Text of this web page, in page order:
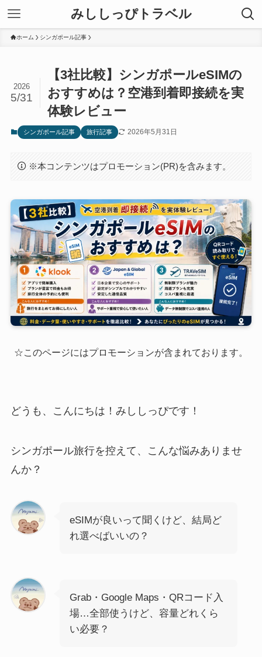
みししっぴトラベル
ホーム シンガポール記事
【3社比較】シンガポールeSIMの
おすすめは？空港到着即接続を実
体験レビュー
2026
5/31
シンガポール記事 旅行記事 2026年5月31日
※本コンテンツはプロモーション(PR)を含みます。
☆このページにはプロモーションが含まれております。
どうも、こんにちは！みししっぴです！
シンガポール旅行を控えて、こんな悩みありませ
んか？
eSIMが良いって聞くけど、結局ど
れ選べばいいの？
Grab・Google Maps・QRコード入
場…全部使うけど、容量どれくら
い必要？